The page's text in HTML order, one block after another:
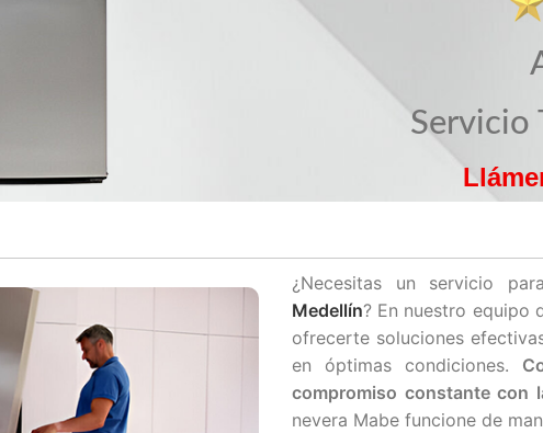
Servicio
¿Necesitas un servicio
Medellín? En nuestro equipo
ofrecerte soluciones
en óptimas condiciones.
compromiso constante con
nevera Mabe funcione de